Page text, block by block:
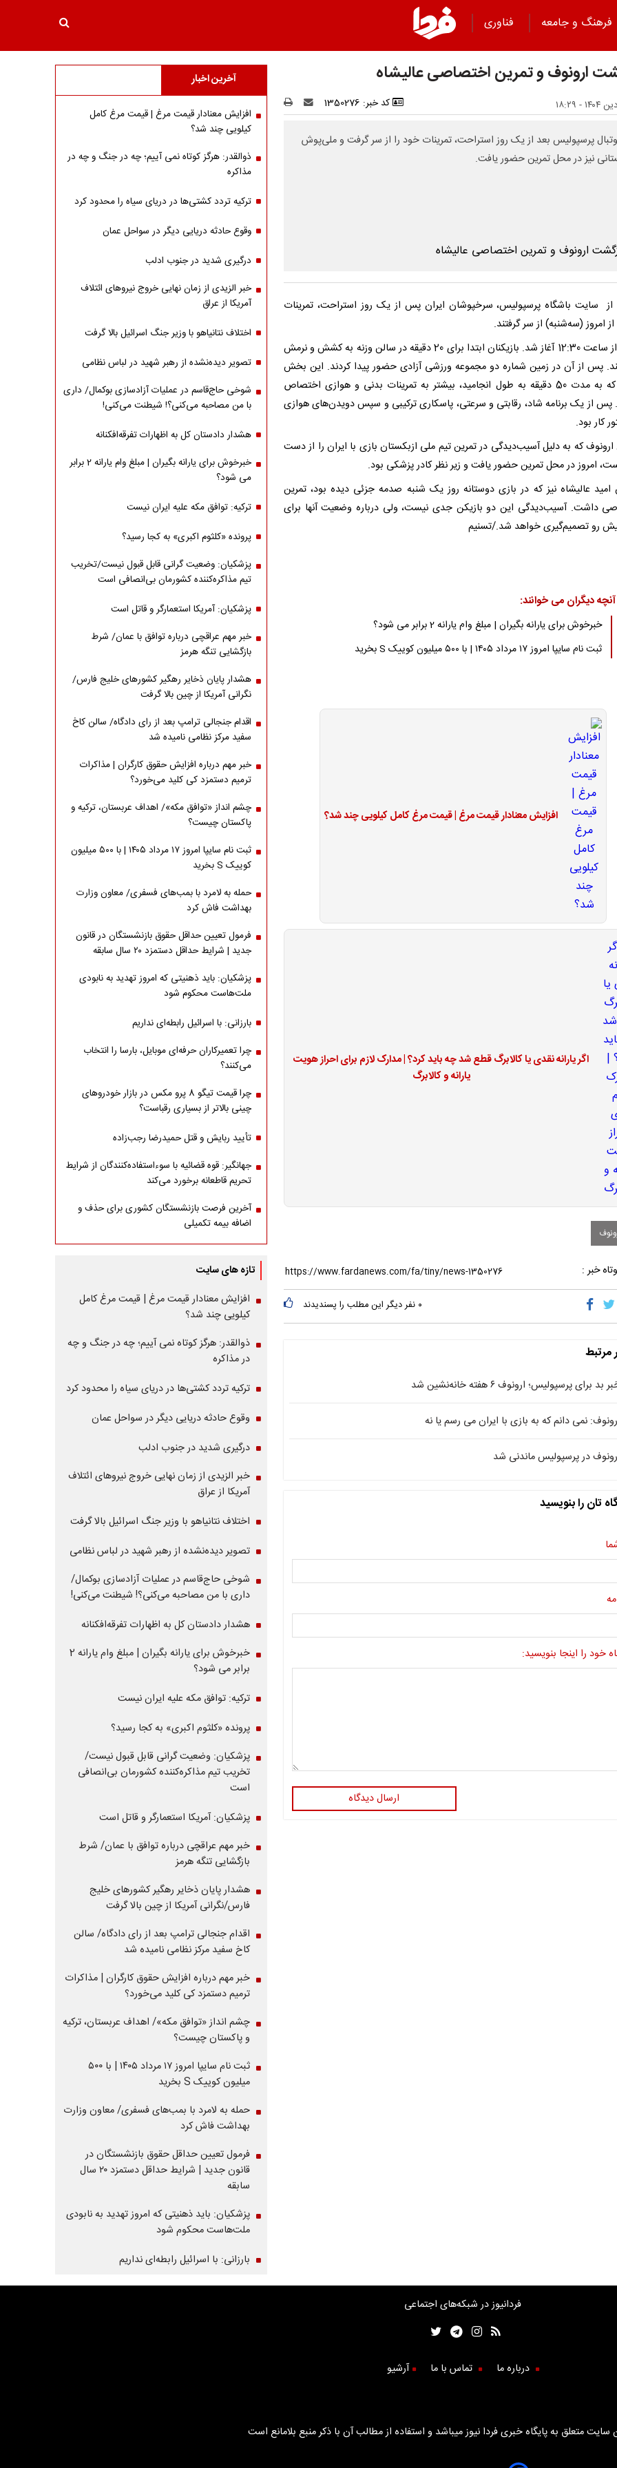
فرهنگ و جامعه فناوری
ارونوف و تمرین اختصاصی عالیشاه
کد خبر: 1350276
پرسپولیس بعد از یک روز استراحت، تمرینات خود را از سر گرفت و ملی‌پوش
نیز در محل تمرین حضور یافت.
از سایت باشگاه پرسپولیس، سرخپوشان ایران پس از یک روز استراحت، تمرینات
امروز (سه‌شنبه) از سر گرفتند.
تمرین از ساعت 12:30 آغاز شد. بازیکنان ابتدا برای 20 دقیقه در سالن وزنه به کشش و نرمش
پس از آن در زمین شماره دو مجموعه ورزشی آزادی حضور پیدا کردند. این بخش
تمرین که به مدت 50 دقیقه به طول انجامید، بیشتر به تمرینات بدنی و هوازی اختصاص
از یک برنامه شاد، رقابتی و سرعتی، پاسکاری ترکیبی و سپس دویدن‌های هوازی
کار بود.
که به دلیل آسیب‌دیدگی در تمرین تیم ملی ازبکستان بازی با ایران را از دست
امروز در محل تمرین حضور یافت و زیر نظر کادر پزشکی بود.
امید عالیشاه نیز که در بازی دوستانه روز یک شنبه صدمه جزئی دیده بود، تمرین
داشت. آسیب‌دیدگی این دو بازیکن جدی نیست، ولی درباره وضعیت آنها برای
رو تصمیم‌گیری خواهد شد./تسنیم
آنچه دیگران می خوانند:
خبرخوش برای یارانه بگیران | مبلغ وام یارانه 2 برابر می شود؟
ثبت نام سایپا امروز ۱۷ مرداد ۱۴۰۵ | با ۵۰۰ میلیون کوییک S بخرید
افزایش معنادار قیمت مرغ | قیمت مرغ کامل کیلویی چند شد؟
اگر یارانه نقدی یا کالابرگ قطع شد چه باید کرد؟ | مدارک لازم برای احراز هویت
یارانه و کالابرگ
خبر :
۰ نفر دیگر این مطلب را پسندیدند
مرتبط
بد برای پرسپولیس؛ ارونوف ۶ هفته خانه‌نشین شد
نمی دانم که به بازی با ایران می رسم یا نه
در پرسپولیس ماندنی شد
تان را بنویسید
خود را اینجا بنویسید:
ارسال دیدگاه
آخرین اخبار
افزایش معنادار قیمت مرغ | قیمت مرغ کامل
کیلویی چند شد؟
ذوالقدر: هرگز کوتاه نمی آییم؛ چه در جنگ و چه در
مذاکره
ترکیه تردد کشتی‌ها در دریای سیاه را محدود کرد
وقوع حادثه دریایی دیگر در سواحل عمان
درگیری شدید در جنوب ادلب
خبر الزیدی از زمان نهایی خروج نیروهای ائتلاف
آمریکا از عراق
اختلاف نتانیاهو با وزیر جنگ اسرائیل بالا گرفت
تصویر دیده‌نشده از رهبر شهید در لباس نظامی
شوخی حاج‌قاسم در عملیات آزادسازی بوکمال/ داری
با من مصاحبه‌ می‌کنی؟! شیطنت می‌کنی!
هشدار دادستان کل به اظهارات تفرقه‌افکنانه
خبرخوش برای یارانه بگیران | مبلغ وام یارانه 2 برابر
می شود؟
ترکیه: توافق مکه علیه ایران نیست
پرونده «کلثوم اکبری» به کجا رسید؟
پزشکیان: وضعیت گرانی قابل قبول نیست/تخریب
تیم مذاکره‌کننده کشورمان بی‌انصافی است
پزشکیان: آمریکا استعمارگر و قاتل است
خبر مهم عراقچی درباره توافق با عمان/ شرط
بازگشایی تنگه هرمز
هشدار پایان ذخایر رهگیر کشورهای خلیج فارس/
نگرانی آمریکا از چین بالا گرفت
اقدام جنجالی ترامپ بعد از رای دادگاه/ سالن کاخ
سفید مرکز نظامی نامیده شد
خبر مهم درباره افزایش حقوق کارگران | مذاکرات
ترمیم دستمزد کی کلید می‌خورد؟
چشم انداز «توافق مکه»/ اهداف عربستان، ترکیه و
پاکستان چیست؟
ثبت نام سایپا امروز ۱۷ مرداد ۱۴۰۵ | با ۵۰۰ میلیون
کوییک S بخرید
حمله به لامرد با بمب‌های فسفری/ معاون وزارت
بهداشت فاش کرد
فرمول تعیین حداقل حقوق بازنشستگان در قانون
جدید | شرایط حداقل دستمزد ۲۰ سال سابقه
پزشکیان: باید ذهنیتی که امروز تهدید به نابودی
ملت‌هاست محکوم شود
بارزانی: با اسرائیل رابطه‌ای نداریم
چرا تعمیرکاران حرفه‌ای موبایل، بارسا را انتخاب
می‌کنند؟
چرا قیمت تیگو 8 پرو مکس در بازار خودروهای
چینی بالاتر از بسیاری رقباست؟
تأیید ربایش و قتل حمیدرضا رجب‌زاده
جهانگیر: قوه قضائیه با سوءاستفاده‌کنندگان از شرایط
تحریم قاطعانه برخورد می‌کند
آخرین فرصت بازنشستگان کشوری برای حذف و
اضافه بیمه تکمیلی
تازه های سایت
افزایش معنادار قیمت مرغ | قیمت مرغ کامل
کیلویی چند شد؟
ذوالقدر: هرگز کوتاه نمی آییم؛ چه در جنگ و چه
در مذاکره
ترکیه تردد کشتی‌ها در دریای سیاه را محدود کرد
وقوع حادثه دریایی دیگر در سواحل عمان
درگیری شدید در جنوب ادلب
خبر الزیدی از زمان نهایی خروج نیروهای ائتلاف
آمریکا از عراق
اختلاف نتانیاهو با وزیر جنگ اسرائیل بالا گرفت
تصویر دیده‌نشده از رهبر شهید در لباس نظامی
شوخی حاج‌قاسم در عملیات آزادسازی بوکمال/
داری با من مصاحبه‌ می‌کنی؟! شیطنت می‌کنی!
هشدار دادستان کل به اظهارات تفرقه‌افکنانه
خبرخوش برای یارانه بگیران | مبلغ وام یارانه 2
برابر می شود؟
ترکیه: توافق مکه علیه ایران نیست
پرونده «کلثوم اکبری» به کجا رسید؟
پزشکیان: وضعیت گرانی قابل قبول نیست/
تخریب تیم مذاکره‌کننده کشورمان بی‌انصافی
است
پزشکیان: آمریکا استعمارگر و قاتل است
خبر مهم عراقچی درباره توافق با عمان/ شرط
بازگشایی تنگه هرمز
هشدار پایان ذخایر رهگیر کشورهای خلیج
فارس/نگرانی آمریکا از چین بالا گرفت
اقدام جنجالی ترامپ بعد از رای دادگاه/ سالن
کاخ سفید مرکز نظامی نامیده شد
خبر مهم درباره افزایش حقوق کارگران | مذاکرات
ترمیم دستمزد کی کلید می‌خورد؟
چشم انداز «توافق مکه»/ اهداف عربستان، ترکیه
و پاکستان چیست؟
ثبت نام سایپا امروز ۱۷ مرداد ۱۴۰۵ | با ۵۰۰
میلیون کوییک S بخرید
حمله به لامرد با بمب‌های فسفری/ معاون وزارت
بهداشت فاش کرد
فرمول تعیین حداقل حقوق بازنشستگان در
قانون جدید | شرایط حداقل دستمزد ۲۰ سال
سابقه
پزشکیان: باید ذهنیتی که امروز تهدید به نابودی
ملت‌هاست محکوم شود
بارزانی: با اسرائیل رابطه‌ای نداریم
فردانیوز در شبکه‌های اجتماعی
درباره ما تماس با ما آرشیو
متعلق به پایگاه خبری فردا نیوز میباشد و استفاده از مطالب آن با ذکر منبع بلامانع است